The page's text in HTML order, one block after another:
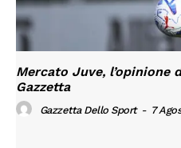
Mercato Juve, l’opinione
Gazzetta
Gazzetta Dello Sport - 7